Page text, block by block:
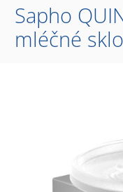
Sapho
mléčné